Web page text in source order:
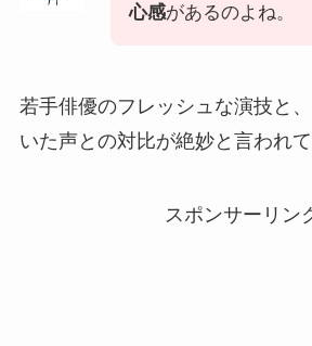
心感があるのよね。
若手俳優のフレッシュな演技と
いた声との対比が絶妙と言われて
スポンサーリン